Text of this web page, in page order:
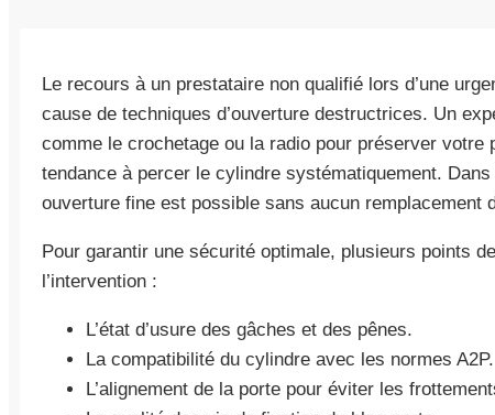
Le recours à un prestataire non qualifié lors d’une
cause de techniques d’ouverture destructrices. Un
comme le crochetage ou la radio pour préserver votre
tendance à percer le cylindre systématiquement.
ouverture fine est possible sans aucun remplacement
Pour garantir une sécurité optimale, plusieurs points
l’intervention :
L’état d’usure des gâches et des pênes.
La compatibilité du cylindre avec les normes A2P.
L’alignement de la porte pour éviter les